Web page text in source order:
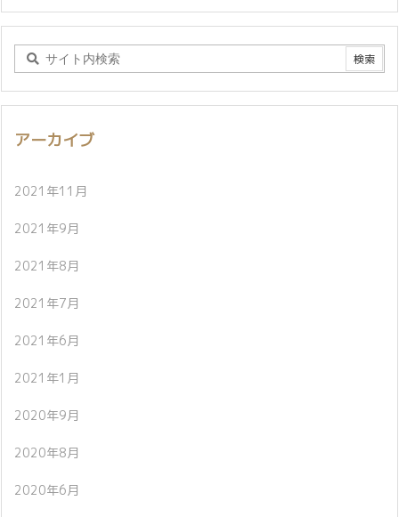
アーカイブ
2021年11月
2021年9月
2021年8月
2021年7月
2021年6月
2021年1月
2020年9月
2020年8月
2020年6月